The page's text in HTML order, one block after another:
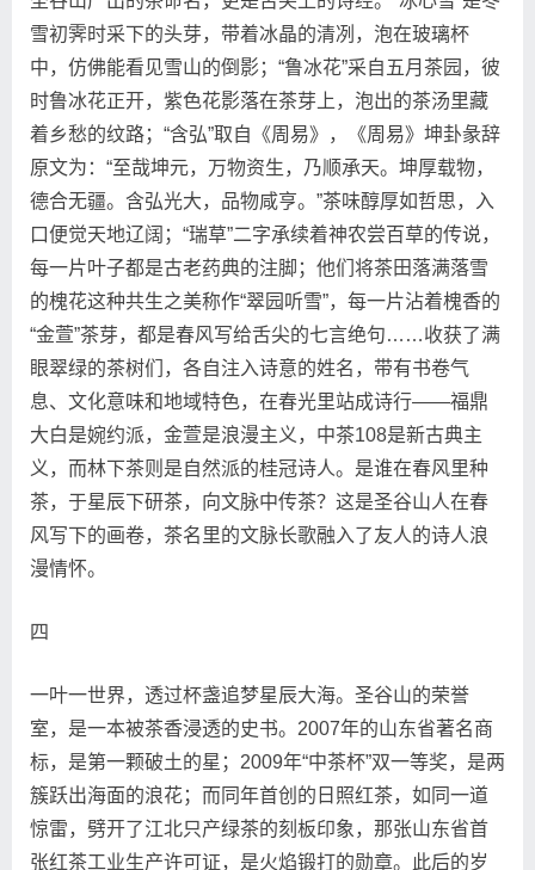
雪初霁时采下的头芽，带着冰晶的清冽，泡在玻璃杯
中，仿佛能看见雪山的倒影；“鲁冰花”采自五月茶园，彼
时鲁冰花正开，紫色花影落在茶芽上，泡出的茶汤里藏
着乡愁的纹路；“含弘”取自《周易》，《周易》坤卦彖辞
原文为：“至哉坤元，万物资生，乃顺承天。坤厚载物，
德合无疆。含弘光大，品物咸亨。”茶味醇厚如哲思，入
口便觉天地辽阔；“瑞草”二字承续着神农尝百草的传说，
每一片叶子都是古老药典的注脚；他们将茶田落满落雪
的槐花这种共生之美称作“翠园听雪”，每一片沾着槐香的
“金萱”茶芽，都是春风写给舌尖的七言绝句……收获了满
眼翠绿的茶树们，各自注入诗意的姓名，带有书卷气
息、文化意味和地域特色，在春光里站成诗行——福鼎
大白是婉约派，金萱是浪漫主义，中茶108是新古典主
义，而林下茶则是自然派的桂冠诗人。是谁在春风里种
茶，于星辰下研茶，向文脉中传茶？这是圣谷山人在春
风写下的画卷，茶名里的文脉长歌融入了友人的诗人浪
漫情怀。
四
一叶一世界，透过杯盏追梦星辰大海。圣谷山的荣誉
室，是一本被茶香浸透的史书。2007年的山东省著名商
标，是第一颗破土的星；2009年“中茶杯”双一等奖，是两
簇跃出海面的浪花；而同年首创的日照红茶，如同一道
惊雷，劈开了江北只产绿茶的刻板印象，那张山东省首
张红茶工业生产许可证，是火焰锻打的勋章。此后的岁